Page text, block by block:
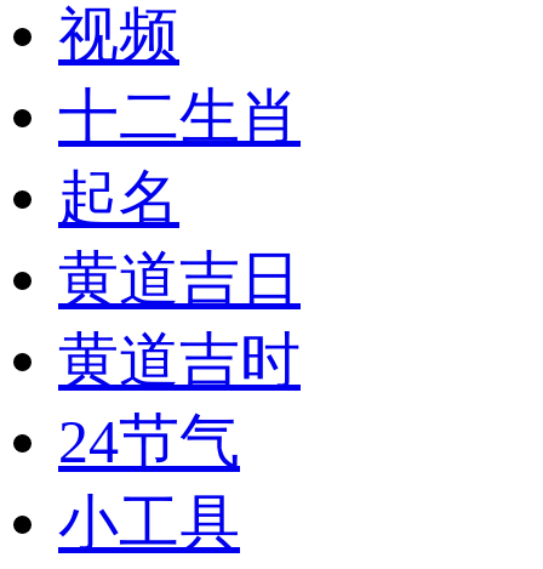
视频
十二生肖
起名
黄道吉日
黄道吉时
24节气
小工具